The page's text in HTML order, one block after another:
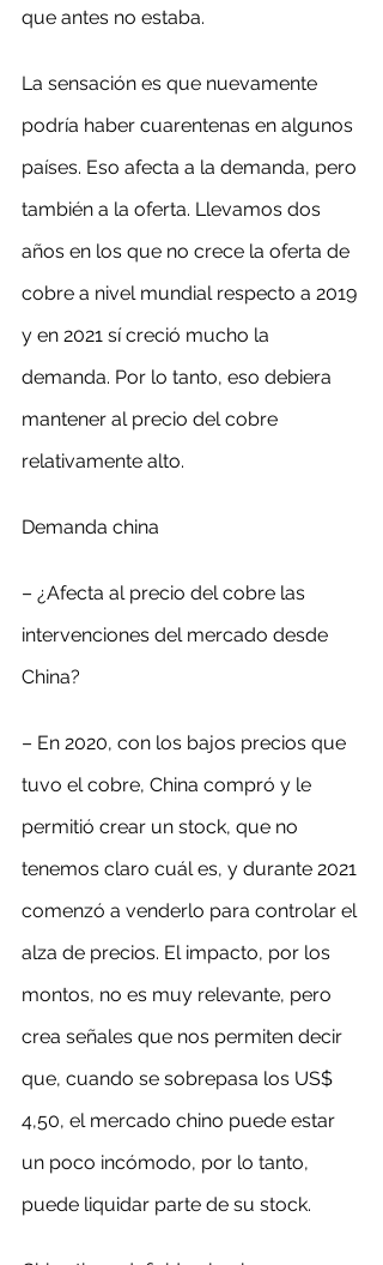
que antes no estaba.
La sensación es que nuevamente
podría haber cuarentenas en algunos
países. Eso afecta a la demanda, pero
también a la oferta. Llevamos dos
años en los que no crece la oferta de
cobre a nivel mundial respecto a 2019
y en 2021 sí creció mucho la
demanda. Por lo tanto, eso debiera
mantener al precio del cobre
relativamente alto.
Demanda china
– ¿Afecta al precio del cobre las
intervenciones del mercado desde
China?
– En 2020, con los bajos precios que
tuvo el cobre, China compró y le
permitió crear un stock, que no
tenemos claro cuál es, y durante 2021
comenzó a venderlo para controlar el
alza de precios. El impacto, por los
montos, no es muy relevante, pero
crea señales que nos permiten decir
que, cuando se sobrepasa los US$
4,50, el mercado chino puede estar
un poco incómodo, por lo tanto,
puede liquidar parte de su stock.